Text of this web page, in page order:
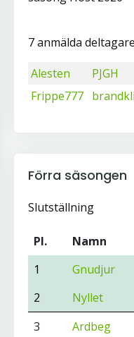
7 anmälda deltagare
Alesten
PJGH
Frippe777
Förra säsongen
Slutställning
Pl. Namn
1
Gnudjur
2
Nyllet
3
Ardbeg